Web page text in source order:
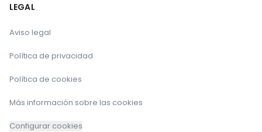
LEGAL
Aviso legal
Política de privacidad
Política de cookies
Más información sobre las cookies
Configurar cookies